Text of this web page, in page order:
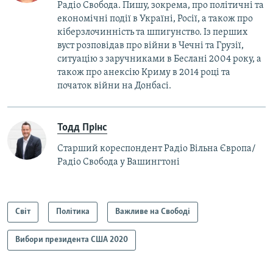
Радіо Свобода. Пишу, зокрема, про політичні та
економічні події в Україні, Росії, а також про
кіберзлочинність та шпигунство. Із перших
вуст розповідав про війни в Чечні та Грузії,
ситуацію з заручниками в Беслані 2004 року, а
також про анексію Криму в 2014 році та
початок війни на Донбасі.
Тодд Прінс
Старший кореспондент Радіо Вільна Європа/
Радіо Свобода у Вашингтоні
Світ Політика Важливе на Свободі
Вибори президента США 2020